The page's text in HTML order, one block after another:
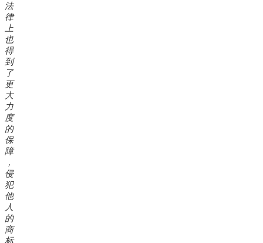
法
律
上
也
得
到
了
更
大
力
度
的
保
障
，
侵
犯
他
人
的
商
标